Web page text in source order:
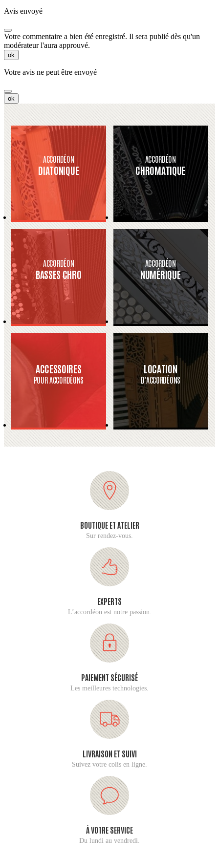
Avis envoyé
Votre commentaire a bien été enregistré. Il sera publié dès qu'un
modérateur l'aura approuvé.
ok
Votre avis ne peut être envoyé
ok
ACCORDÉON
DIATONIQUE
ACCORDÉON
CHROMATIQUE
ACCORDÉON
BASSES CHRO
ACCORDÉON
NUMÉRIQUE
ACCESSOIRES
POUR ACCORDÉONS
LOCATION
D’ACCORDÉONS
BOUTIQUE ET ATELIER
Sur rendez-vous.
EXPERTS
L’accordéon est notre passion.
PAIEMENT SÉCURISÉ
Les meilleures technologies.
LIVRAISON ET SUIVI
Suivez votre colis en ligne.
À VOTRE SERVICE
Du lundi au vendredi.